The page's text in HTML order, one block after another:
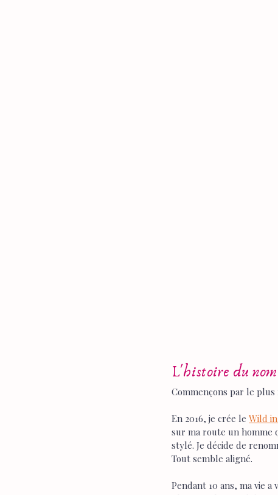
L'histoire du
Commençons par le
En 2016, je crée le Wild
sur ma route un homme
stylé. Je décide de
Tout semble aligné.
Pendant 10 ans, ma vie